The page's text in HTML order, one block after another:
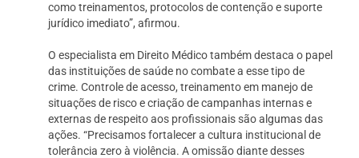
como treinamentos, protocolos de contenção e suporte
jurídico imediato”, afirmou.
O especialista em Direito Médico também destaca o papel
das instituições de saúde no combate a esse tipo de
crime. Controle de acesso, treinamento em manejo de
situações de risco e criação de campanhas internas e
externas de respeito aos profissionais são algumas das
ações. “Precisamos fortalecer a cultura institucional de
tolerância zero à violência. A omissão diante desses